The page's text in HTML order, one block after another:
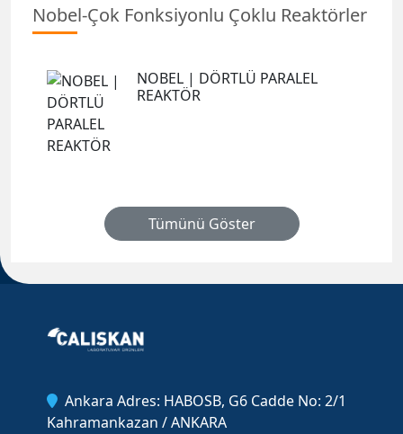
Nobel-Çok Fonksiyonlu Çoklu Reaktörler
NOBEL | DÖRTLÜ PARALEL
REAKTÖR
Tümünü Göster
Ankara Adres: HABOSB, G6 Cadde No: 2/1
Kahramankazan / ANKARA